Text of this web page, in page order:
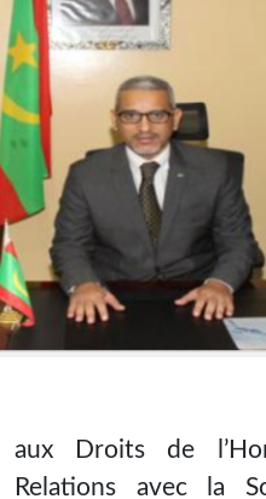
aux Droits de
Relations avec la